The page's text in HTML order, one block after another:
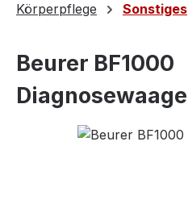
Körperpflege Sonstiges
Beurer BF1000
Diagnosewaage
Bildergalerie überspringen